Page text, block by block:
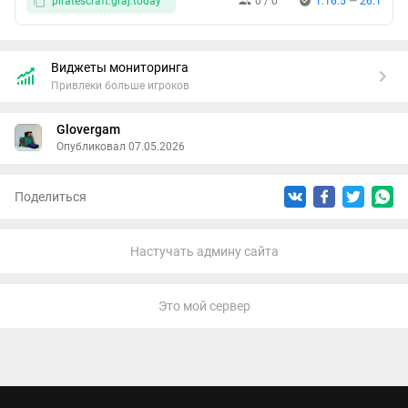
📥 Скачать ресурс-пак: https://download.mc-
packs.net/pack/a723e325500b1e4f5e40acf063ed114ef77efc7e.zip
🛒 Донат: https://pirates-craft.tebex.io
📺 Наш Twitch: https://www.twitch.tv/wraithgam
Залетайте на сервер, развивайтесь и создавайте свою
историю вместе с нами! Ждем вас!
Виджеты мониторинга
Привлеки больше игроков
Glovergam
Опубликовал 07.05.2026
Поделиться
Настучать админу сайта
Это мой сервер